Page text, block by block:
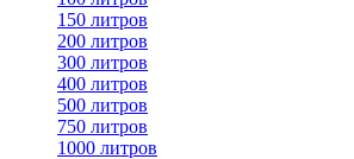
150 литров
200 литров
300 литров
400 литров
500 литров
750 литров
1000 литров